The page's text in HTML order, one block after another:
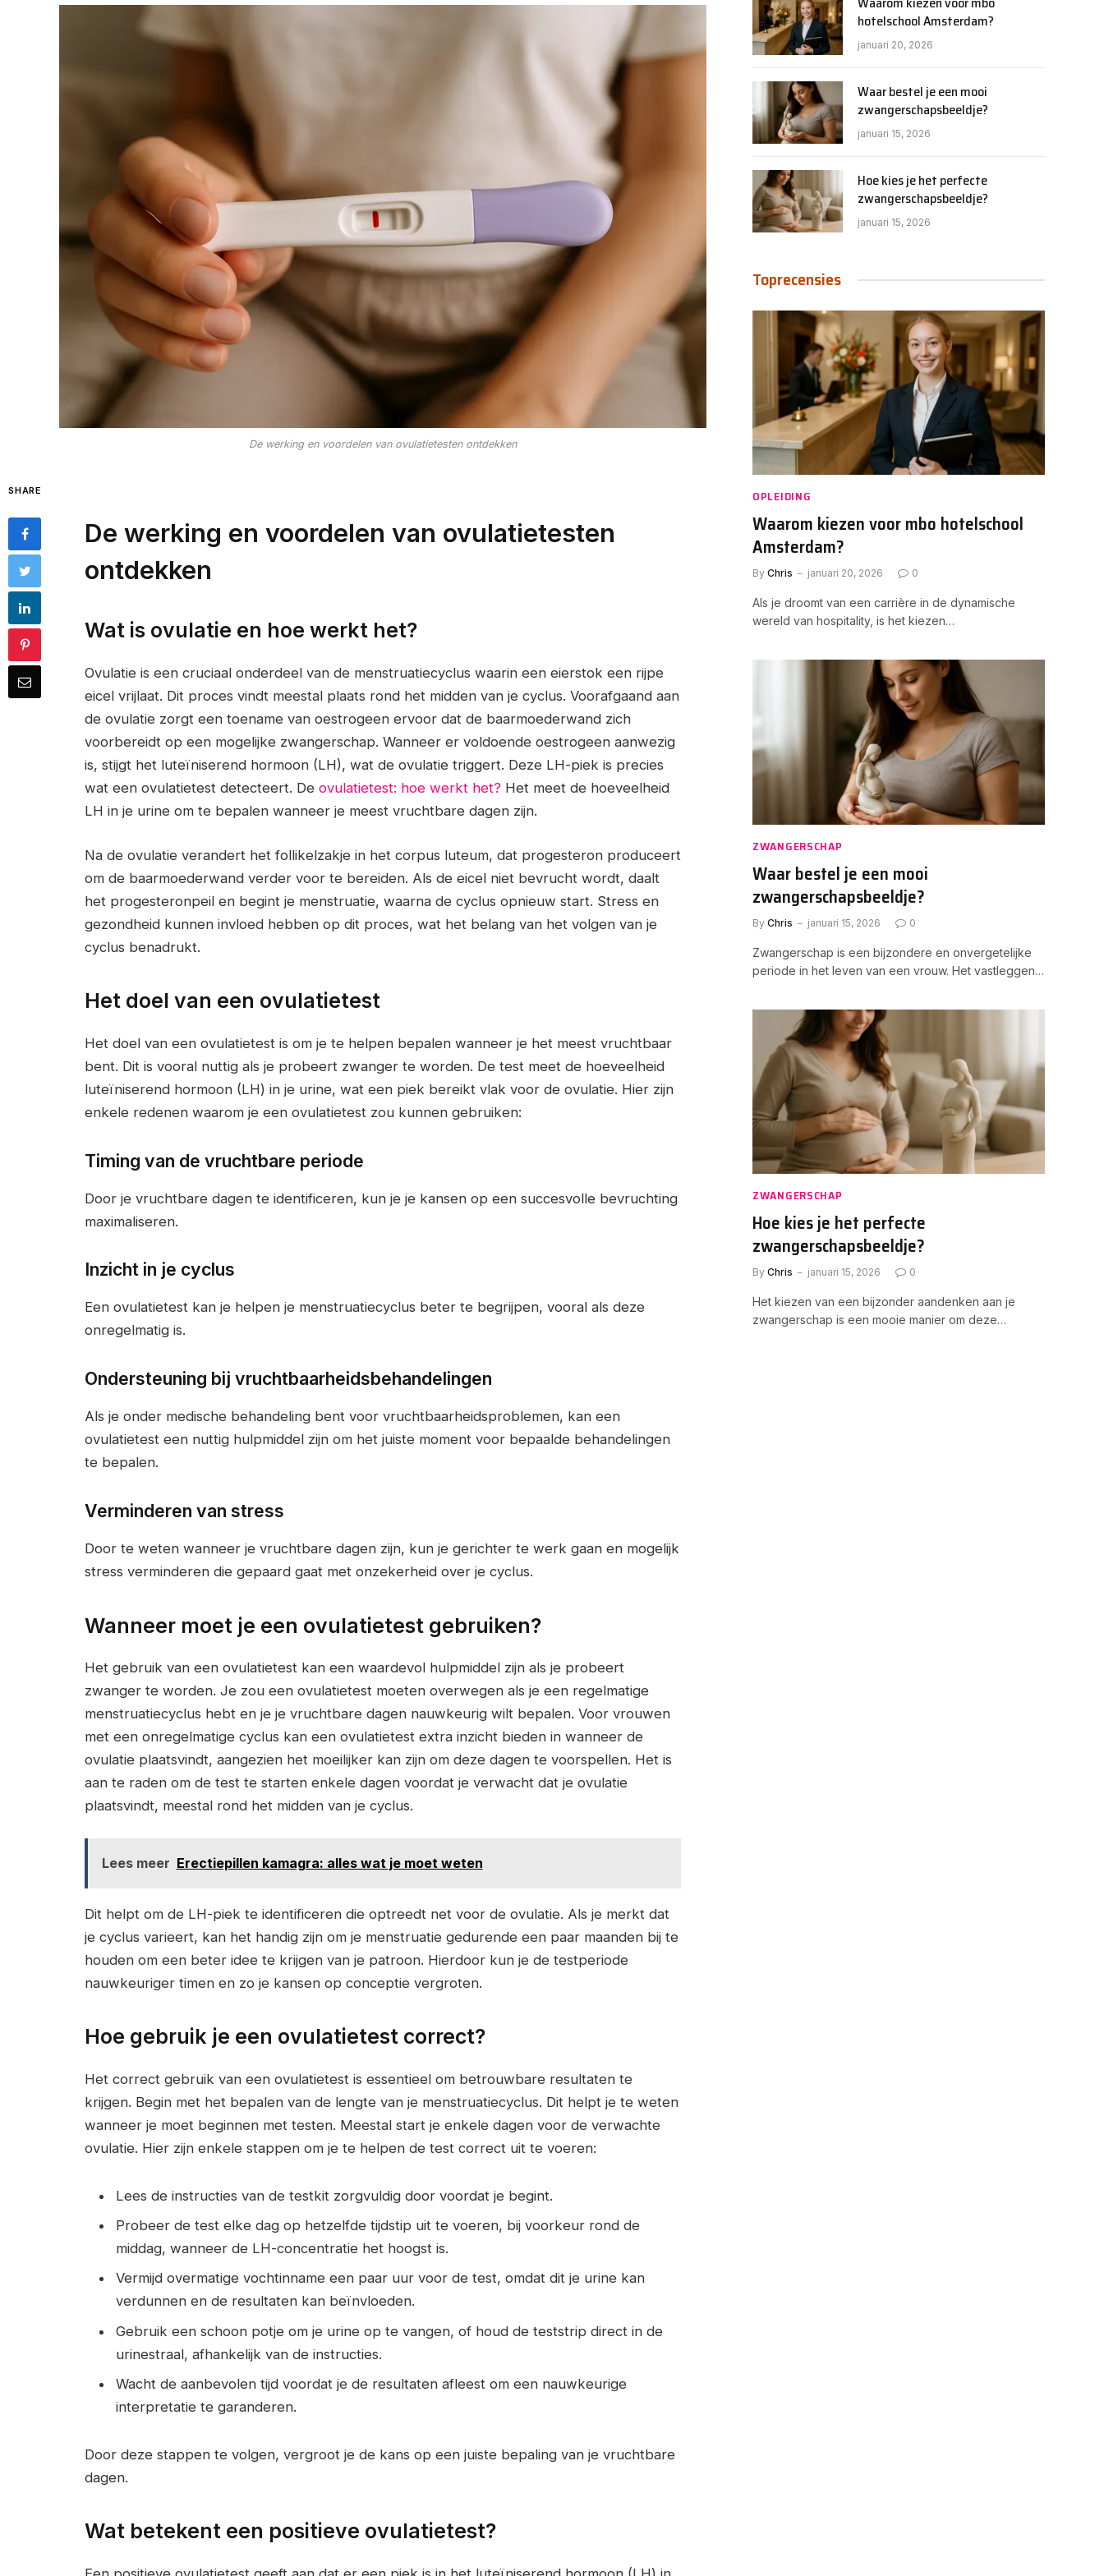
De werking en voordelen van ovulatietesten ontdekken
SHARE
De werking en voordelen van ovulatietesten
ontdekken
Wat is ovulatie en hoe werkt het?
Ovulatie is een cruciaal onderdeel van de menstruatiecyclus waarin een eierstok een rijpe
eicel vrijlaat. Dit proces vindt meestal plaats rond het midden van je cyclus. Voorafgaand aan
de ovulatie zorgt een toename van oestrogeen ervoor dat de baarmoederwand zich
voorbereidt op een mogelijke zwangerschap. Wanneer er voldoende oestrogeen aanwezig
is, stijgt het luteïniserend hormoon (LH), wat de ovulatie triggert. Deze LH-piek is precies
wat een ovulatietest detecteert. De ovulatietest: hoe werkt het? Het meet de hoeveelheid
LH in je urine om te bepalen wanneer je meest vruchtbare dagen zijn.
Na de ovulatie verandert het follikelzakje in het corpus luteum, dat progesteron produceert
om de baarmoederwand verder voor te bereiden. Als de eicel niet bevrucht wordt, daalt
het progesteronpeil en begint je menstruatie, waarna de cyclus opnieuw start. Stress en
gezondheid kunnen invloed hebben op dit proces, wat het belang van het volgen van je
cyclus benadrukt.
Het doel van een ovulatietest
Het doel van een ovulatietest is om je te helpen bepalen wanneer je het meest vruchtbaar
bent. Dit is vooral nuttig als je probeert zwanger te worden. De test meet de hoeveelheid
luteïniserend hormoon (LH) in je urine, wat een piek bereikt vlak voor de ovulatie. Hier zijn
enkele redenen waarom je een ovulatietest zou kunnen gebruiken:
Timing van de vruchtbare periode
Door je vruchtbare dagen te identificeren, kun je je kansen op een succesvolle bevruchting
maximaliseren.
Inzicht in je cyclus
Een ovulatietest kan je helpen je menstruatiecyclus beter te begrijpen, vooral als deze
onregelmatig is.
Ondersteuning bij vruchtbaarheidsbehandelingen
Als je onder medische behandeling bent voor vruchtbaarheidsproblemen, kan een
ovulatietest een nuttig hulpmiddel zijn om het juiste moment voor bepaalde behandelingen
te bepalen.
Verminderen van stress
Door te weten wanneer je vruchtbare dagen zijn, kun je gerichter te werk gaan en mogelijk
stress verminderen die gepaard gaat met onzekerheid over je cyclus.
Wanneer moet je een ovulatietest gebruiken?
Het gebruik van een ovulatietest kan een waardevol hulpmiddel zijn als je probeert
zwanger te worden. Je zou een ovulatietest moeten overwegen als je een regelmatige
menstruatiecyclus hebt en je je vruchtbare dagen nauwkeurig wilt bepalen. Voor vrouwen
met een onregelmatige cyclus kan een ovulatietest extra inzicht bieden in wanneer de
ovulatie plaatsvindt, aangezien het moeilijker kan zijn om deze dagen te voorspellen. Het is
aan te raden om de test te starten enkele dagen voordat je verwacht dat je ovulatie
plaatsvindt, meestal rond het midden van je cyclus.
Lees meer Erectiepillen kamagra: alles wat je moet weten
Dit helpt om de LH-piek te identificeren die optreedt net voor de ovulatie. Als je merkt dat
je cyclus varieert, kan het handig zijn om je menstruatie gedurende een paar maanden bij te
houden om een beter idee te krijgen van je patroon. Hierdoor kun je de testperiode
nauwkeuriger timen en zo je kansen op conceptie vergroten.
Hoe gebruik je een ovulatietest correct?
Het correct gebruik van een ovulatietest is essentieel om betrouwbare resultaten te
krijgen. Begin met het bepalen van de lengte van je menstruatiecyclus. Dit helpt je te weten
wanneer je moet beginnen met testen. Meestal start je enkele dagen voor de verwachte
ovulatie. Hier zijn enkele stappen om je te helpen de test correct uit te voeren:
Lees de instructies van de testkit zorgvuldig door voordat je begint.
Probeer de test elke dag op hetzelfde tijdstip uit te voeren, bij voorkeur rond de
middag, wanneer de LH-concentratie het hoogst is.
Vermijd overmatige vochtinname een paar uur voor de test, omdat dit je urine kan
verdunnen en de resultaten kan beïnvloeden.
Gebruik een schoon potje om je urine op te vangen, of houd de teststrip direct in de
urinestraal, afhankelijk van de instructies.
Wacht de aanbevolen tijd voordat je de resultaten afleest om een nauwkeurige
interpretatie te garanderen.
Door deze stappen te volgen, vergroot je de kans op een juiste bepaling van je vruchtbare
dagen.
Wat betekent een positieve ovulatietest?
hotelschool Amsterdam?
januari 20, 2026
Waar bestel je een mooi
zwangerschapsbeeldje?
januari 15, 2026
Hoe kies je het perfecte
zwangerschapsbeeldje?
januari 15, 2026
Toprecensies
OPLEIDING
Waarom kiezen voor mbo hotelschool
Amsterdam?
By Chris januari 20, 2026 0
Als je droomt van een carrière in de dynamische
wereld van hospitality, is het kiezen…
ZWANGERSCHAP
Waar bestel je een mooi
zwangerschapsbeeldje?
By Chris januari 15, 2026 0
Zwangerschap is een bijzondere en onvergetelijke
periode in het leven van een vrouw. Het vastleggen…
ZWANGERSCHAP
Hoe kies je het perfecte
zwangerschapsbeeldje?
By Chris januari 15, 2026 0
Het kiezen van een bijzonder aandenken aan je
zwangerschap is een mooie manier om deze…